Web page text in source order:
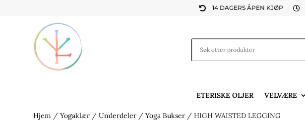
 14 DAGERS ÅPEN KJØP 
ETERISKE OLJER VELVÆRE
Hjem /Yogaklær /Underdeler /Yoga Bukser / HIGH WAISTED LEGGING